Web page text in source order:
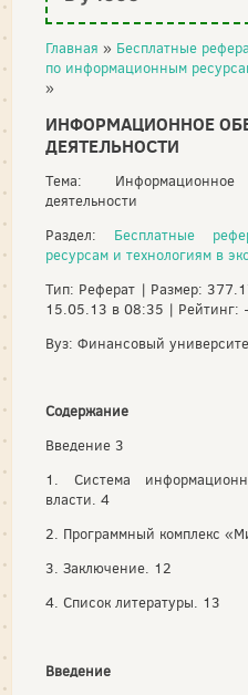
Главная » Бесплатные
по информационным
»
ИНФОРМАЦИОННОЕ
ДЕЯТЕЛЬНОСТИ
Тема:
деятельности
Раздел: Бесплатные
ресурсам и технологиям в
Тип: Реферат | Размер:
15.05.13 в 08:35 | Рейтинг:
Вуз: Финансовый
Содержание
Введение 3
1. Система
власти. 4
2. Программный комплекс
3. Заключение. 12
4. Список литературы. 13
Введение